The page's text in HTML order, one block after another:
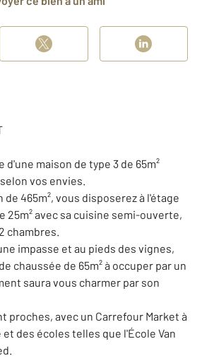
maison de type 3 de 65m²
vos envies.
465m², vous disposerez à l'étage
25m² avec sa cuisine semi-ouverte,
chambres.
impasse et au pieds des vignes,
chaussée de 65m² à occuper par un
saura vous charmer par son
proches, avec un Carrefour Market à
des écoles telles que l'École Van